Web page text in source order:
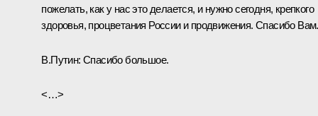
пожелать, как у нас это делается, и нужно сегодня, крепкого
здоровья, процветания России и продвижения. Спасибо Вам.
В.Путин: Спасибо большое.
<…>